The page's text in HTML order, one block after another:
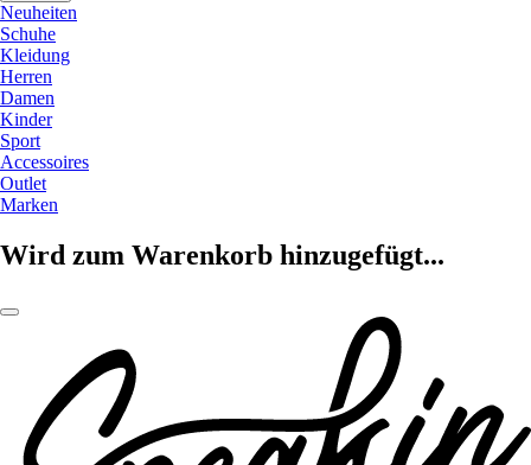
Neuheiten
Schuhe
Kleidung
Herren
Damen
Kinder
Sport
Accessoires
Outlet
Marken
Wird zum Warenkorb hinzugefügt...